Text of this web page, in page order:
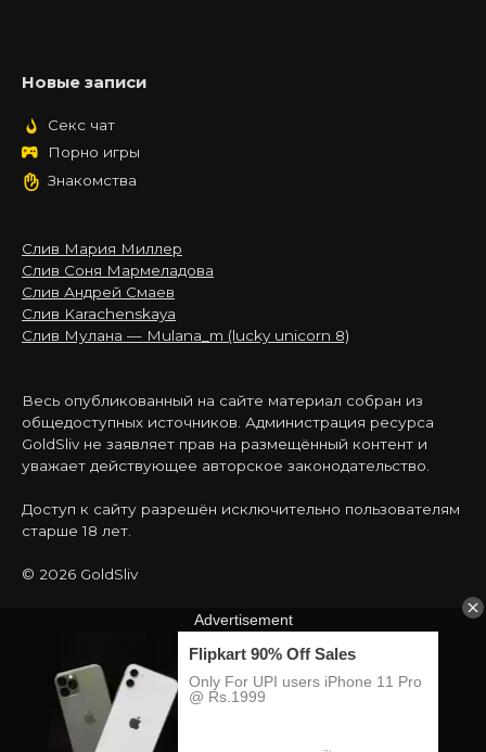
Новые записи
Секс чат
Порно игры
Знакомства
Слив Мария Миллер
Слив Соня Мармеладова
Слив Андрей Смаев
Слив Karachenskaya
Слив Мулана — Mulana_m (lucky unicorn 8)
Весь опубликованный на сайте материал собран из
общедоступных источников. Администрация ресурса
GoldSliv не заявляет прав на размещённый контент и
уважает действующее авторское законодательство.
Доступ к сайту разрешён исключительно пользователям
старше 18 лет.
© 2026 GoldSliv